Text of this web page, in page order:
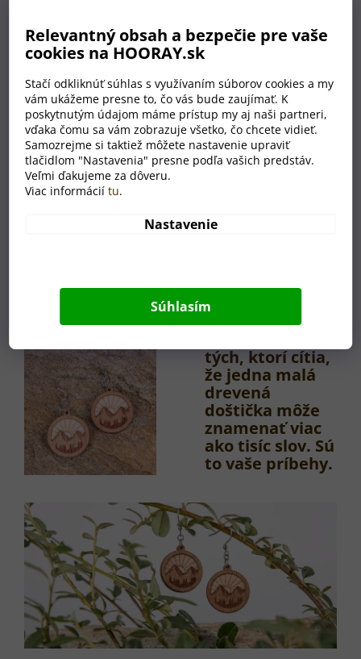
Relevantný obsah a bezpečie pre vaše
cookies na HOORAY.sk
Stačí odkliknúť súhlas s využívaním súborov cookies a my
vám ukážeme presne to, čo vás bude zaujímať. K
poskytnutým údajom máme prístup my aj naši partneri,
vďaka čomu sa vám zobrazuje všetko, čo chcete vidieť.
Samozrejme si taktiež môžete nastavenie upraviť
tlačidlom "Nastavenia" presne podľa vašich predstáv.
Veľmi ďakujeme za dôveru.
Viac informáciítu.
Nastavenie
Súhlasím
Jednoduché a
elegantné, naše
tých, ktorí cítia,
že jedna malá
drevená
doštička môže
znamenať viac
ako tisíc slov. Sú
to vaše príbehy.